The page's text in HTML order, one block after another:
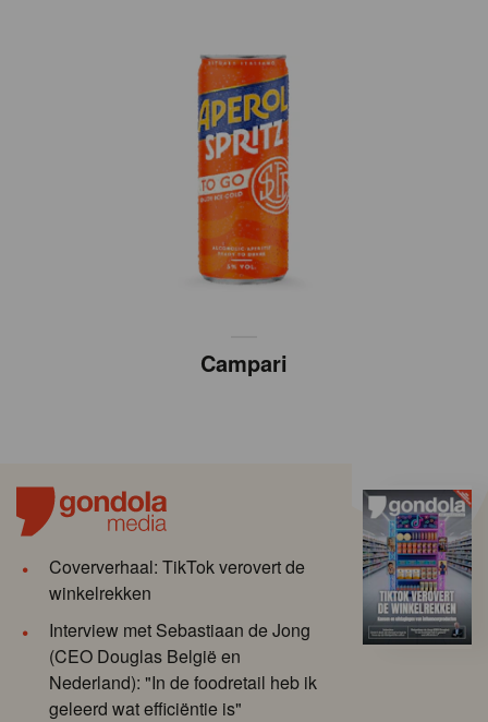
Campari
Coververhaal: TikTok verovert de
winkelrekken
Interview met Sebastiaan de Jong
(CEO Douglas België en
Nederland): "In de foodretail heb ik
geleerd wat efficiëntie is"